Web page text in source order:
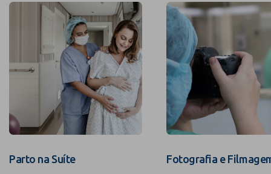
Parto na Suíte Fotografia e